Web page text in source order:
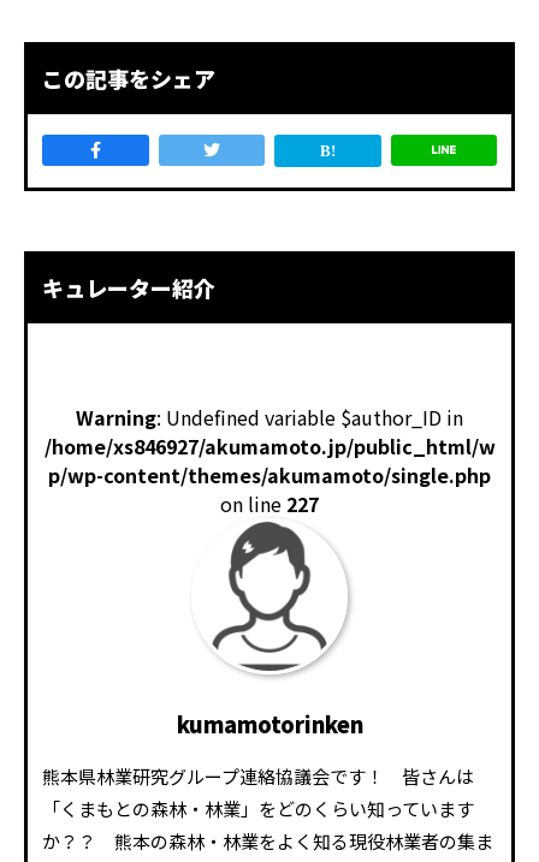
この記事をシェア
キュレーター紹介
Warning: Undefined variable $author_ID in
/home/xs846927/akumamoto.jp/public_html/w
p/wp-content/themes/akumamoto/single.php
on line 227
kumamotorinken
熊本県林業研究グループ連絡協議会です！ 皆さんは
「くまもとの森林・林業」をどのくらい知っています
か？？ 熊本の森林・林業をよく知る現役林業者の集ま